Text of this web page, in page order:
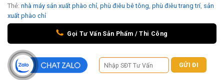
Thẻ: nhà máy sản xuất phào chỉ phù điêu bê tông phù điêu trang trí sản
xuất phào chỉ
Gọi Tư Vấn Sản Phẩm / Thi Công